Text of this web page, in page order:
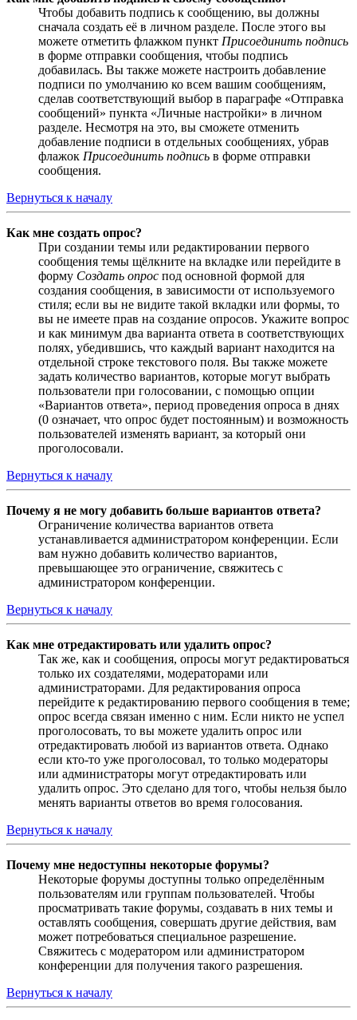
Чтобы добавить подпись к сообщению, вы должны
сначала создать её в личном разделе. После этого вы
можете отметить флажком пункт Присоединить подпись
в форме отправки сообщения, чтобы подпись
добавилась. Вы также можете настроить добавление
подписи по умолчанию ко всем вашим сообщениям,
сделав соответствующий выбор в параграфе «Отправка
сообщений» пункта «Личные настройки» в личном
разделе. Несмотря на это, вы сможете отменить
добавление подписи в отдельных сообщениях, убрав
флажок Присоединить подпись в форме отправки
сообщения.
Вернуться к началу
Как мне создать опрос?
При создании темы или редактировании первого
сообщения темы щёлкните на вкладке или перейдите в
форму Создать опрос под основной формой для
создания сообщения, в зависимости от используемого
стиля; если вы не видите такой вкладки или формы, то
вы не имеете прав на создание опросов. Укажите вопрос
и как минимум два варианта ответа в соответствующих
полях, убедившись, что каждый вариант находится на
отдельной строке текстового поля. Вы также можете
задать количество вариантов, которые могут выбрать
пользователи при голосовании, с помощью опции
«Вариантов ответа», период проведения опроса в днях
(0 означает, что опрос будет постоянным) и возможность
пользователей изменять вариант, за который они
проголосовали.
Вернуться к началу
Почему я не могу добавить больше вариантов ответа?
Ограничение количества вариантов ответа
устанавливается администратором конференции. Если
вам нужно добавить количество вариантов,
превышающее это ограничение, свяжитесь с
администратором конференции.
Вернуться к началу
Как мне отредактировать или удалить опрос?
Так же, как и сообщения, опросы могут редактироваться
только их создателями, модераторами или
администраторами. Для редактирования опроса
перейдите к редактированию первого сообщения в теме;
опрос всегда связан именно с ним. Если никто не успел
проголосовать, то вы можете удалить опрос или
отредактировать любой из вариантов ответа. Однако
если кто-то уже проголосовал, то только модераторы
или администраторы могут отредактировать или
удалить опрос. Это сделано для того, чтобы нельзя было
менять варианты ответов во время голосования.
Вернуться к началу
Почему мне недоступны некоторые форумы?
Некоторые форумы доступны только определённым
пользователям или группам пользователей. Чтобы
просматривать такие форумы, создавать в них темы и
оставлять сообщения, совершать другие действия, вам
может потребоваться специальное разрешение.
Свяжитесь с модератором или администратором
конференции для получения такого разрешения.
Вернуться к началу